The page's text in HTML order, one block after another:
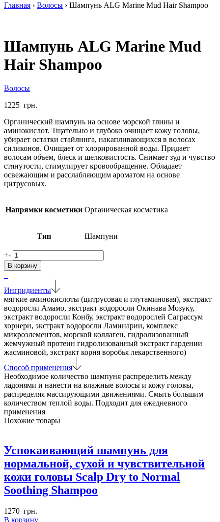
Главная › Волосы › Шампунь ALG Marine Mud Hair Shampoo
Шампунь ALG Marine Mud
Hair Shampoo
Волосы
1225 грн.
Органический шампунь на основе морской глины и
аминокислот. Тщательно и глубоко очищает кожу головы,
убирает остатки стайлинга, накапливающихся в волосах
силиконов. Очищает от хлорированной воды. Придает
волосам объем, блеск и шелковистость. Снимает зуд и чувство
стянутости, стимулирует кровообращение. Обладает
освежающим и расслабляющим ароматом на основе
цитрусовых.
Напрямки косметики Органическая косметика
Тип Шампуни
+- Количество
товара
Шампунь
Marine
Mud
Hair
Shampoo
В корзину
Ингридиенты
мягкие аминокислоты (цитрусовая и глутаминовая), экстракт
водоросли Амамо, экстракт водоросли Окинава Мозуку,
экстракт водоросли Конбу, экстракт водорослей Саграссум
хорнери, экстракт водоросли Ламинарии, комплекс
микроэлементов, морской коллаген, гидролизованный
жемчужный протеин гидролизованный экстракт гардении
жасминовой, экстракт корня воробья лекарственного)
Способ применения
Необходимое количество шампуня распределить между
ладонями и нанести на влажные волосы и кожу головы,
распределяя массирующими движениями. Смыть большим
количеством теплой воды. Подходит для ежедневного
применения
Похожие товары
Успокаивающий шампунь для
нормальной, сухой и чувствительной
кожи головы Scalp Dry to Normal
Soothing Shampoo
1270 грн.
В корзину